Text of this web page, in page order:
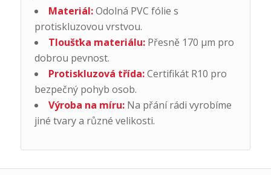
Materiál:Odolná PVC fólie s
protiskluzovou vrstvou.
Tloušťka materiálu:Přesně 170 μm pro
dobrou pevnost.
Protiskluzová třída:Certifikát R10 pro
bezpečný pohyb osob.
Výroba na míru:Na přání rádi vyrobíme
jiné tvary a různé velikosti.